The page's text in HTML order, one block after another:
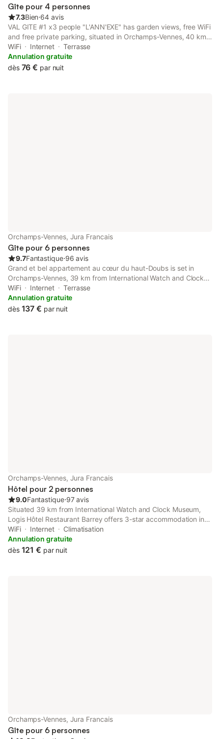
Gîte pour 4 personnes
7.3Bien⋅64 avis
VAL GITE #1 x3 people "L'ANN'EXE" has garden views, free WiFi
and free private parking, situated in Orchamps-Vennes, 40 km
from International Watch and Clock Museum.
WiFi Internet
Terrasse
Annulation gratuite
dès 76 € par nuit
Orchamps-Vennes, Jura Francais
Gîte pour 6 personnes
9.7Fantastique⋅96 avis
Grand et bel appartement au cœur du haut-Doubs is set in
Orchamps-Vennes, 39 km from International Watch and Clock
Museum, 47 km from Besançon-Mouillère train station, and 48
km from Besancon Viotte Train Station.
WiFi Internet
Terrasse
Annulation gratuite
dès 137 € par nuit
Orchamps-Vennes, Jura Francais
Hôtel pour 2 personnes
9.0Fantastique⋅97 avis
Situated 39 km from International Watch and Clock Museum,
Logis Hôtel Restaurant Barrey offers 3-star accommodation in
Orchamps-Vennes and has a terrace, a restaurant and a bar.
WiFi Internet
Climatisation
Annulation gratuite
dès 121 € par nuit
Orchamps-Vennes, Jura Francais
Gîte pour 6 personnes